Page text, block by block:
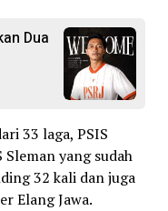
Dua
33 laga, PSIS
Sleman yang sudah
32 kali dan juga
Elang Jawa.